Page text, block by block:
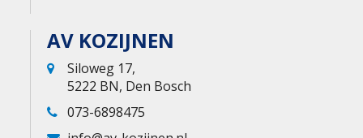
AV KOZIJNEN
Siloweg 17,
5222 BN, Den Bosch
073-6898475